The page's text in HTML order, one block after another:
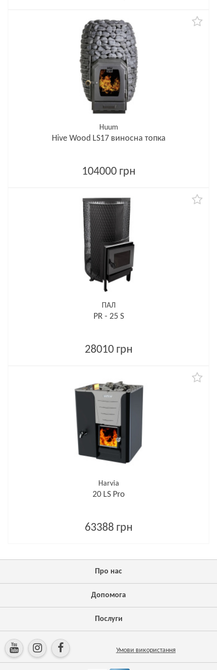
Huum
Hive Wood LS17 виносна топка
104000 грн
ПАЛ
PR - 25 S
28010 грн
Harvia
20 LS Pro
63388 грн
Про нас
Допомога
Послуги
Умови використання